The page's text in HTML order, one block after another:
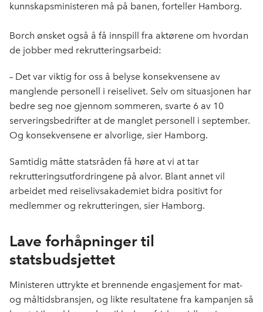
kunnskapsministeren må på banen, forteller Hamborg.
Borch ønsket også å få innspill fra aktørene om hvordan
de jobber med rekrutteringsarbeid:
– Det var viktig for oss å belyse konsekvensene av
manglende personell i reiselivet. Selv om situasjonen har
bedre seg noe gjennom sommeren, svarte 6 av 10
serveringsbedrifter at de manglet personell i september.
Og konsekvensene er alvorlige, sier Hamborg.
Samtidig måtte statsråden få høre at vi at tar
rekrutteringsutfordringene på alvor. Blant annet vil
arbeidet med reiselivsakademiet bidra positivt for
medlemmer og rekrutteringen, sier Hamborg.
Lave forhåpninger til
statsbudsjettet
Ministeren uttrykte et brennende engasjement for mat-
og måltidsbransjen, og likte resultatene fra kampanjen så